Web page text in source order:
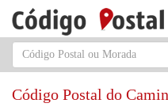
Código Postal do